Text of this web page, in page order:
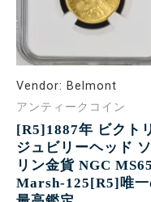
Vendor: Belmont
アンティークコイン
[R5]1887年 ビクト
ジュビリーヘッド
リン金貨 NGC MS65
Marsh-125[R5]唯一